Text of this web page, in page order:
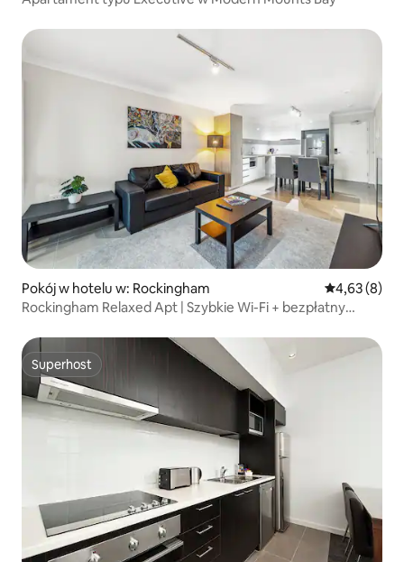
Pokój w hotelu w: Rockingham Średnia
4,63 (8)
Rockingham Relaxed Apt | Szybkie Wi-Fi + bezpłatny
Superhost
Superhost